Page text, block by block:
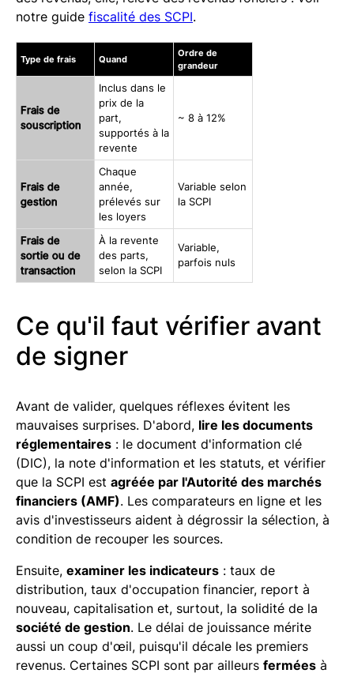
notre guide fiscalité des SCPI.
Type de frais Quand
Ordre de
grandeur
Frais de
souscription
Inclus dans le
prix de la
part,
supportés à la
revente
~ 8 à 12%
Frais de
gestion
Chaque
année,
prélevés sur
les loyers
Variable selon
la SCPI
Frais de
sortie ou de
transaction
À la revente
des parts,
selon la SCPI
Variable,
parfois nuls
Ce qu'il faut vérifier avant
de signer
Avant de valider, quelques réflexes évitent les
mauvaises surprises. D'abord, lire les documents
réglementaires : le document d'information clé
(DIC), la note d'information et les statuts, et vérifier
que la SCPI est agréée par l'Autorité des marchés
financiers (AMF). Les comparateurs en ligne et les
avis d'investisseurs aident à dégrossir la sélection, à
condition de recouper les sources.
Ensuite, examiner les indicateurs : taux de
distribution, taux d'occupation financier, report à
nouveau, capitalisation et, surtout, la solidité de la
société de gestion. Le délai de jouissance mérite
aussi un coup d'œil, puisqu'il décale les premiers
revenus. Certaines SCPI sont par ailleurs fermées à